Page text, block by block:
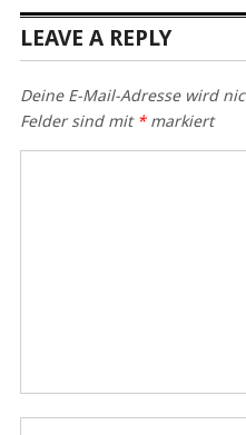
LEAVE A REPLY
Deine E-Mail-Adresse wird
Felder sind mit *markiert